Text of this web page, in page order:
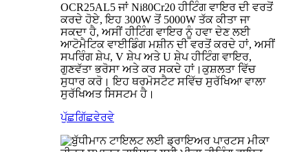
OCR25AL5 ਜਾਂ Ni80Cr20 ਹੀਟਿੰਗ ਵਾਇਰ ਦੀ ਵਰਤੋਂ
ਕਰਦੇ ਹੋਏ, ਇਹ 300W ਤੋਂ 5000W ਤੱਕ ਕੀਤਾ ਜਾ
ਸਕਦਾ ਹੈ, ਅਸੀਂ ਹੀਟਿੰਗ ਵਾਇਰ ਨੂੰ ਹਵਾ ਦੇਣ ਲਈ
ਆਟੋਮੈਟਿਕ ਵਾਈਡਿੰਗ ਮਸ਼ੀਨ ਦੀ ਵਰਤੋਂ ਕਰਦੇ ਹਾਂ, ਅਸੀਂ
ਸਪਰਿੰਗ ਸ਼ੇਪ, V ਸ਼ੇਪ ਅਤੇ U ਸ਼ੇਪ ਹੀਟਿੰਗ ਵਾਇਰ,
ਗੁਣਵੱਤਾ ਭਰੋਸਾ ਅਤੇ ਕਰ ਸਕਦੇ ਹਾਂ।ਕੁਸ਼ਲਤਾ ਵਿੱਚ
ਸੁਧਾਰ ਕਰੋ। ਇਹ ਥਰਮੋਸਟੈਟ ਸਵਿੱਚ ਸੁਰੱਖਿਆ ਵਾਲਾ
ਸੁਰੱਖਿਅਤ ਸਿਸਟਮ ਹੈ।
ਪੁੱਛਗਿੱਛਵੇਰਵੇ